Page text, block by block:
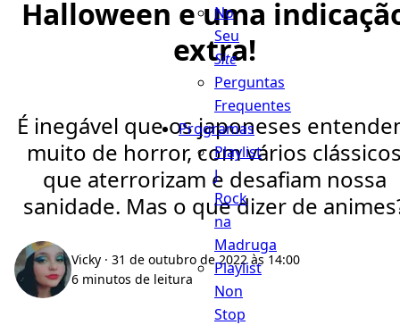
No
Seu
Site
Perguntas
Frequentes
Programas
Playlist
J
Rock
na
Madruga
Playlist
Non
Stop
Halloween e uma
extra!
É inegável que os japoneses
muito de horror, com vários
que aterrorizam e desafiam nossa
sanidade. Mas o que dizer de
Vicky · 31 de outubro de 2022 às 14:00
6 minutos de leitura